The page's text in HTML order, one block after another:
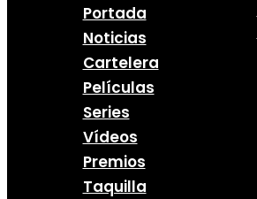
Portada
Noticias
Cartelera
Películas
Series
Vídeos
Premios
Taquilla